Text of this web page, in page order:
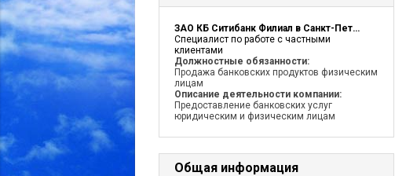
ЗАО КБ Ситибанк Филиал в Санкт-Петербурге
Специалист по работе с частными
клиентами
Должностные обязанности:
Продажа банковских продуктов физическим
лицам
Описание деятельности компании:
Предоставление банковских услуг
юридическим и физическим лицам
Общая информация